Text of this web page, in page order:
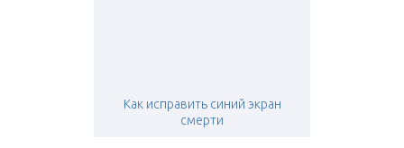
Как исправить синий экран
смерти